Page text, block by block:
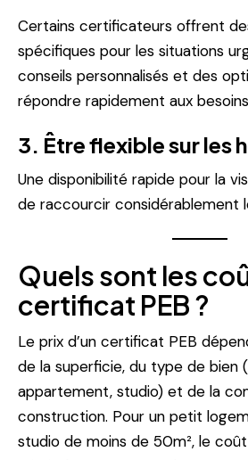
Certains certificateurs offrent
spécifiques pour les situations
conseils personnalisés et des
répondre rapidement aux
3. Être flexible sur les
Une disponibilité rapide pour la
de raccourcir considérablement
Quels sont les
certificat PEB ?
Le prix d’un certificat PEB
de la superficie, du type de bien
appartement, studio) et de la
construction. Pour un petit
studio de moins de 50m², le